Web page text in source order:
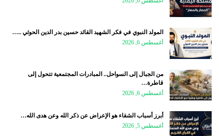
المولد النبوي في فكر الشهيد القائد حسين بدر الدين الحوثي ..…
أغسطس 6, 2026
من الجبال إلى السواحل.. المبادرات المجتمعية تتحول إلى
قاطرة…
أغسطس 6, 2026
أبرز أسباب الشقاء هو الإعراض عن ذكر الله وعن هدى الله…
أغسطس 5, 2026